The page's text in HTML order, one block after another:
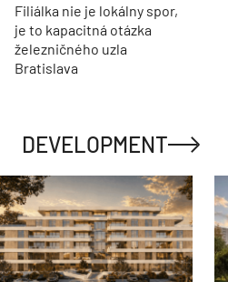
Filiálka nie je lokálny spor,
je to kapacitná otázka
železničného uzla
Bratislava
DEVELOPMENT